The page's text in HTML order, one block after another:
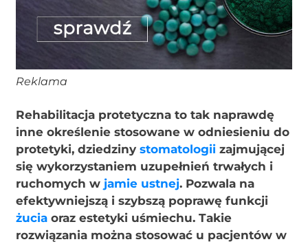
Reklama
Rehabilitacja protetyczna to tak naprawdę
inne określenie stosowane w odniesieniu do
protetyki, dziedzinystomatologii zajmującej
się wykorzystaniem uzupełnień trwałych i
ruchomych w jamie ustnej. Pozwala na
efektywniejszą i szybszą poprawę funkcji
żucia oraz estetyki uśmiechu. Takie
rozwiązania można stosować u pacjentów w